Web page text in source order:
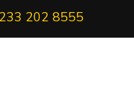
202 8555